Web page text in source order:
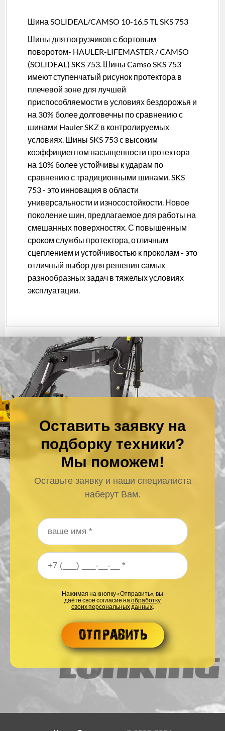
Шина SOLIDEAL/CAMSO 10-16.5 TL SKS 753
Шины для погрузчиков с бортовым
поворотом- HAULER-LIFEMASTER / CAMSO
(SOLIDEAL) SKS 753. Шины Camso SKS 753
имеют ступенчатый рисунок протектора в
плечевой зоне для лучшей
приспособляемости в условиях бездорожья и
на 30% более долговечны по сравнению с
шинами Hauler SKZ в контролируемых
условиях. Шины SKS 753 с высоким
коэффициентом насыщенности протектора
на 10% более устойчивы к ударам по
сравнению с традиционными шинами. SKS
753 - это инновация в области
универсальности и износостойкости. Новое
поколение шин, предлагаемое для работы на
смешанных поверхностях. С повышенным
сроком службы протектора, отличным
сцеплением и устойчивостью к проколам - это
отличный выбор для решения самых
разнообразных задач в тяжелых условиях
эксплуатации.
Оставить заявку на
подборку техники?
Мы поможем!
Оставьте заявку и наши специалиста
наберут Вам.
Ваше имя*
Ваш номер телефона*
Нажимая на кнопку «Отправить», вы
даёте своё согласие наобработку
своих персональных данных.